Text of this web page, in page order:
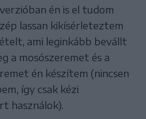
én is el tudom
lassan kikísérleteztem
ami leginkább bevállt
a mosószeremet és a
én készítem (nincsen
így csak kézi
használok).